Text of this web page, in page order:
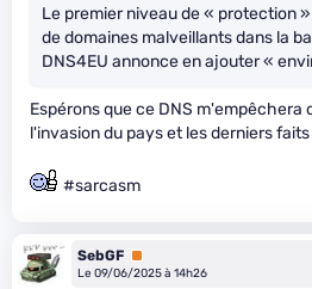
Le premier niveau de « protection
de domaines malveillants dans la
DNS4EU annonce en ajouter «
Espérons que ce DNS m'empêchera
l'invasion du pays et les derniers
#sarcasm
SebGF Premium
Le 09/06/2025 à 14h26